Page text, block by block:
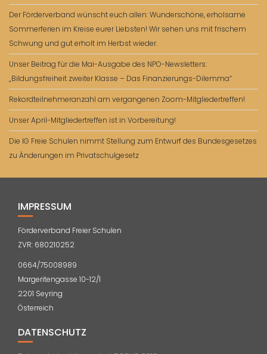
Der Förderverband wünscht euch allen: Wunderschöne, erholsame
Sommerferien im Kreise eurer Liebsten! Wir sehen uns mit frischem
Schwung und gut erholt im Herbst wieder.
Unser Beitrag für die Mai-Ausgabe des NPO-Newsletters:
„Bildungsfreiheit zweiter Klasse – Das Finanzierungs-Dilemma“
Rekordteilnehmeranzahl am vergangenen Zoom-Mitgliedertreffen!
Unser April-Mitgliedertreffen ist in Vorbereitung!
Die IG Freie Schulen nimmt Stellung zum Entwurf des Bundesgesetzes
zu Änderungen im Privatschulgesetz
IMPRESSUM
Förderverband Freier Schulen
ZVR: 680210252
0664/75008989
Margeritengasse 10-12/1
2201 Seyring
Österreich
DATENSCHUTZ